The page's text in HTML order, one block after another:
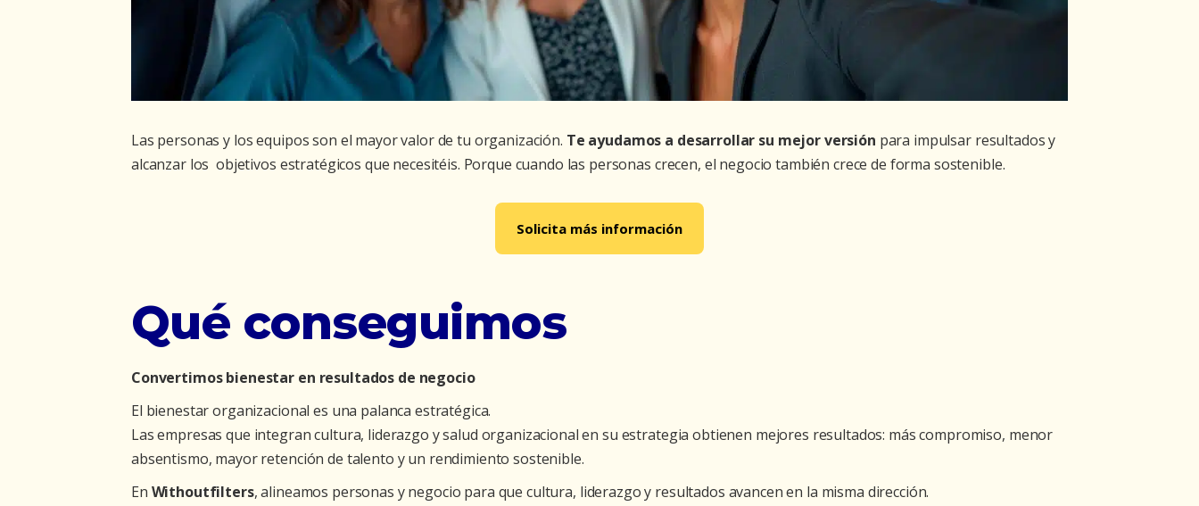
Las personas y los equipos son el mayor valor de tu organización. Te ayudamos a desarrollar su mejor versión para impulsar resultados y
alcanzar los objetivos estratégicos que necesitéis. Porque cuando las personas crecen, el negocio también crece de forma sostenible.
Solicita más información
Qué conseguimos
Convertimos bienestar en resultados de negocio
El bienestar organizacional es una palanca estratégica.
Las empresas que integran cultura, liderazgo y salud organizacional en su estrategia obtienen mejores resultados: más compromiso, menor
absentismo, mayor retención de talento y un rendimiento sostenible.
En Withoutfilters, alineamos personas y negocio para que cultura, liderazgo y resultados avancen en la misma dirección.